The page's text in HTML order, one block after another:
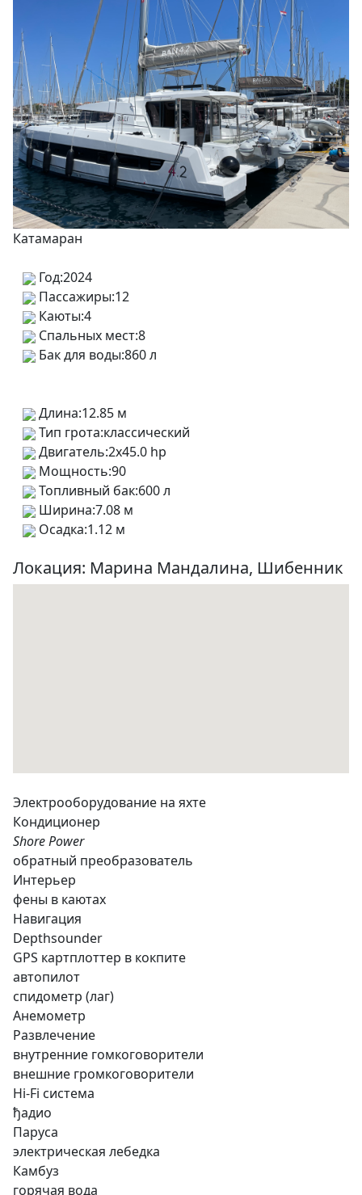
Катамаран
Год:2024
Пассажиры:12
Каюты:4
Спальных мест:8
Бак для воды:860 л
Длина:12.85 м
Тип грота:классический
Двигатель:2x45.0 hp
Мощность:90
Топливный бак:600 л
Ширина:7.08 м
Осадка:1.12 м
Локация: Марина Мандалина, Шибенник
Электрооборудование на яхте
Кондиционер
Shore Power
обратный преобразователь
Интерьер
фены в каютах
Навигация
Depthsounder
GPS картплоттер в кокпите
автопилот
спидометр (лаг)
Анемометр
Развлечение
внутренние гомкоговорители
внешние громкоговорители
Hi-Fi система
ђадио
Паруса
электрическая лебедка
Камбуз
горячая вода